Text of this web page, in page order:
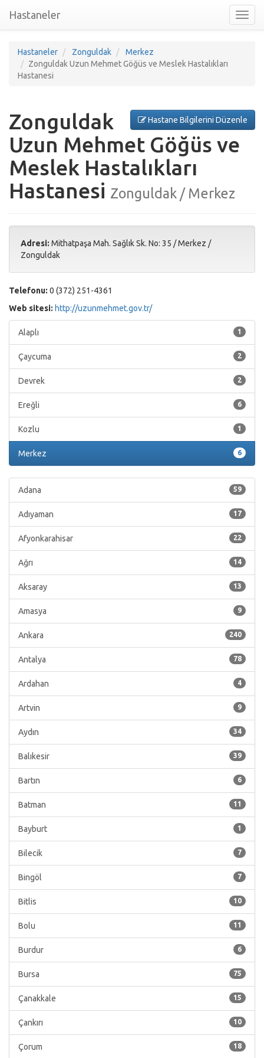
nav
Hastaneler
Hastaneler Zonguldak
Merkez
Zonguldak Uzun Mehmet Göğüs ve Meslek Hastalıkları
Hastanesi
Hastane Bilgilerini Düzenle
Zonguldak
Uzun Mehmet Göğüs ve
Meslek Hastalıkları
Hastanesi Zonguldak / Merkez
Adresi: Mithatpaşa Mah. Sağlık Sk. No: 35 /Merkez /
Zonguldak
Telefonu: 0 (372) 251-4361
Web sitesi: http://uzunmehmet.gov.tr/
1
Alaplı
2
Çaycuma
2
Devrek
6
Ereğli
1
Kozlu
6
Merkez
59
Adana
17
Adıyaman
22
Afyonkarahisar
14
Ağrı
13
Aksaray
9
Amasya
240
Ankara
78
Antalya
4
Ardahan
9
Artvin
34
Aydın
39
Balıkesir
6
Bartın
11
Batman
1
Bayburt
7
Bilecik
7
Bingöl
10
Bitlis
11
Bolu
6
Burdur
75
Bursa
15
Çanakkale
10
Çankırı
18
Çorum